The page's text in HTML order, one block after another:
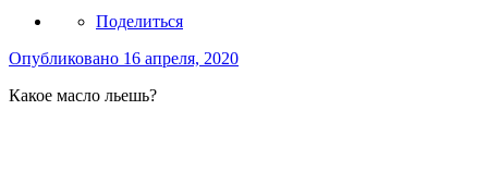
Поделиться
Опубликовано 16 апреля, 2020
Какое масло льешь?